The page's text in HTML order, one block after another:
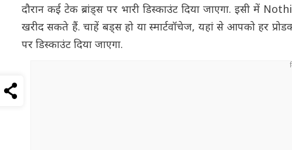
दौरान कई टेक ब्रांड्स पर भारी डिस्काउंट दिया जाएगा. इसी में
खरीद सकते हैं. चाहें बड्स हो या स्मार्टवॉचेज, यहां से आपको हर
पर डिस्काउंट दिया जाएगा.